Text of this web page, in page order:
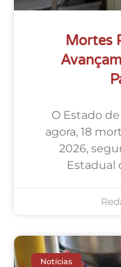
Mortes
O Estado
agora, 18
2026,
Estadual
Notícias